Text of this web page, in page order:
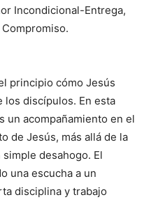
Incondicional-Entrega,
principio cómo Jesús
los discípulos. En esta
un acompañamiento en el
de Jesús, más allá de la
desahogo. El
una escucha a un
disciplina y trabajo